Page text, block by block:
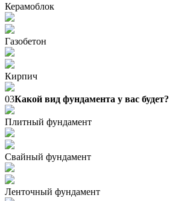
Керамоблок
Газобетон
Кирпич
03Какой вид фундамента у вас будет?
Плитный фундамент
Свайный фундамент
Ленточный фундамент